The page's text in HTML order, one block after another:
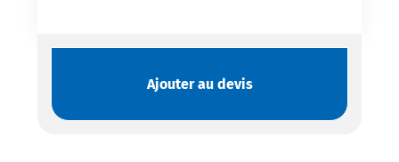
Ajouter au devis